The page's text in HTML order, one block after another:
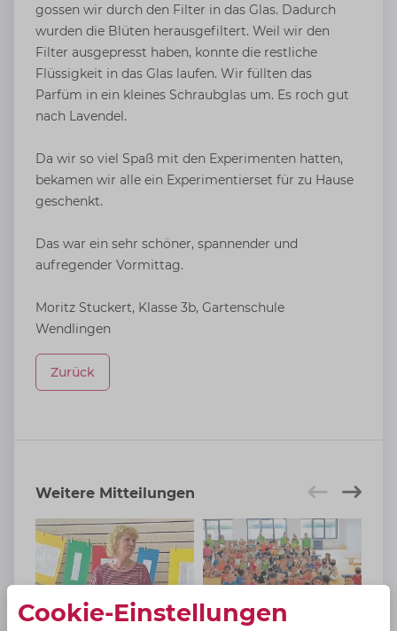
gossen wir durch den Filter in das Glas. Dadurch
wurden die Blüten herausgefiltert. Weil wir den
Filter ausgepresst haben, konnte die restliche
Flüssigkeit in das Glas laufen. Wir füllten das
Parfüm in ein kleines Schraubglas um. Es roch gut
nach Lavendel.
Da wir so viel Spaß mit den Experimenten hatten,
bekamen wir alle ein Experimentierset für zu Hause
geschenkt.
Das war ein sehr schöner, spannender und
aufregender Vormittag.
Moritz Stuckert, Klasse 3b, Gartenschule
Wendlingen
Zurück
Weitere Mitteilungen
Cookie-Einstellungen